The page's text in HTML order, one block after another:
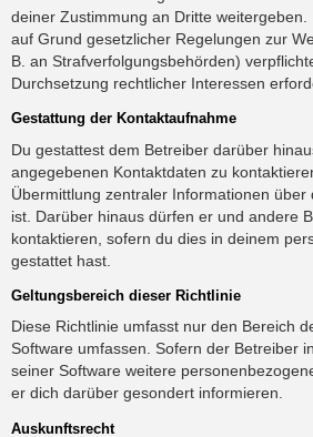
deiner Zustimmung an Dritte
auf Grund gesetzlicher Regelungen zur
B. an Strafverfolgungsbehörden)
Durchsetzung rechtlicher Interessen
Gestattung der Kontaktaufnahme
Du gestattest dem Betreiber darüber
angegebenen Kontaktdaten zu
Übermittlung zentraler Informationen über
ist. Darüber hinaus dürfen er und andere
kontaktieren, sofern du dies in deinem
gestattet hast.
Geltungsbereich dieser Richtlinie
Diese Richtlinie umfasst nur den Bereich
Software umfassen. Sofern der Betreiber
seiner Software weitere
er dich darüber gesondert informieren.
Auskunftsrecht